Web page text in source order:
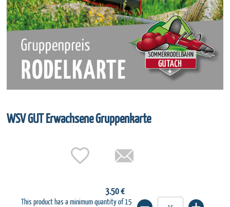
WSV GUT Erwachsene Gruppenkarte
3.50 €
This product has a minimum quantity of 15